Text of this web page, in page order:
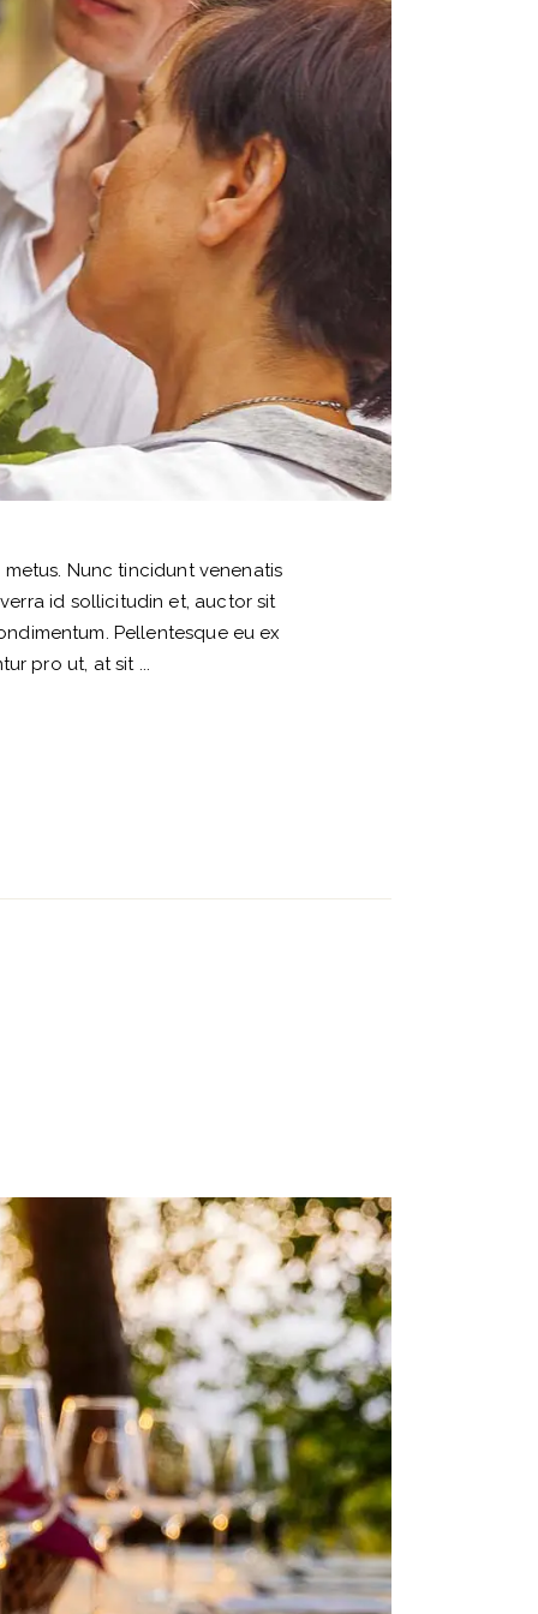
Nunc tincidunt venenatis
id sollicitudin et, auctor sit
Pellentesque eu ex
pro ut, at sit